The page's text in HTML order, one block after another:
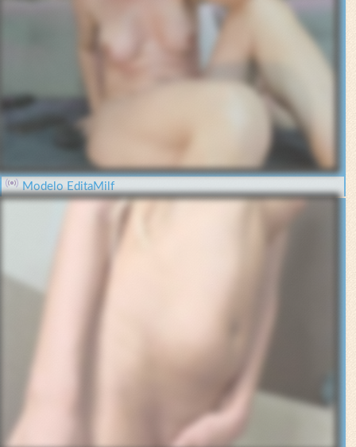
Modelo EditaMilf